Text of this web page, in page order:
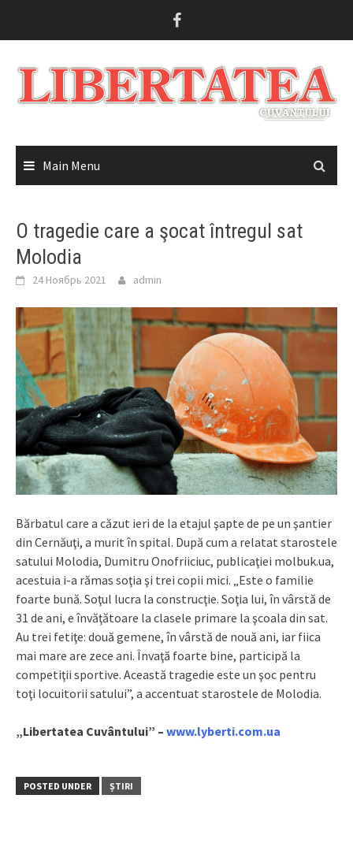
Main Menu
O tragedie care a şocat întregul sat
Molodia
24 Ноябрь 2021 admin
Bărbatul care a căzut ieri de la etajul şapte de pe un şantier
din Cernăuţi, a murit în spital. După cum a relatat starostele
satului Molodia, Dumitru Onofriiciuc, publicaţiei molbuk.ua,
acestuia i-a rămas soţia şi trei copii mici. „Este o familie
foarte bună. Soţul lucra la construcţie. Soţia lui, în vârstă de
31 de ani, e învăţătoare la clasele primare la şcoala din sat.
Au trei fetiţe: două gemene, în vârstă de nouă ani, iar fiica
mai mare are zece ani. Învaţă foarte bine, participă la
competiţii sportive. Această tragedie este un şoc pentru
toţi locuitorii satului”, a accentuat starostele de Molodia.
„Libertatea Cuvântului” – www.lyberti.com.ua
POSTED UNDER ȘTIRI